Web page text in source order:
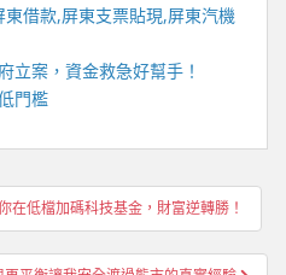
借款,屏東支票貼現,屏東汽機
立案，資金救急好幫手！
門檻
在低檔加碼科技基金，財富逆轉勝！